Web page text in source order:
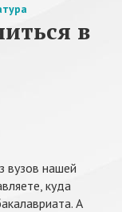
в
вузов нашей
куда
А